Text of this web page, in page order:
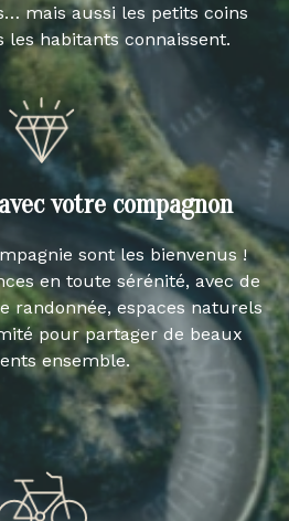
mais aussi les petits coins
les habitants connaissent.
votre compagnon
sont les bienvenus !
en toute sérénité, avec de
randonnée, espaces naturels
pour partager de beaux
ensemble.